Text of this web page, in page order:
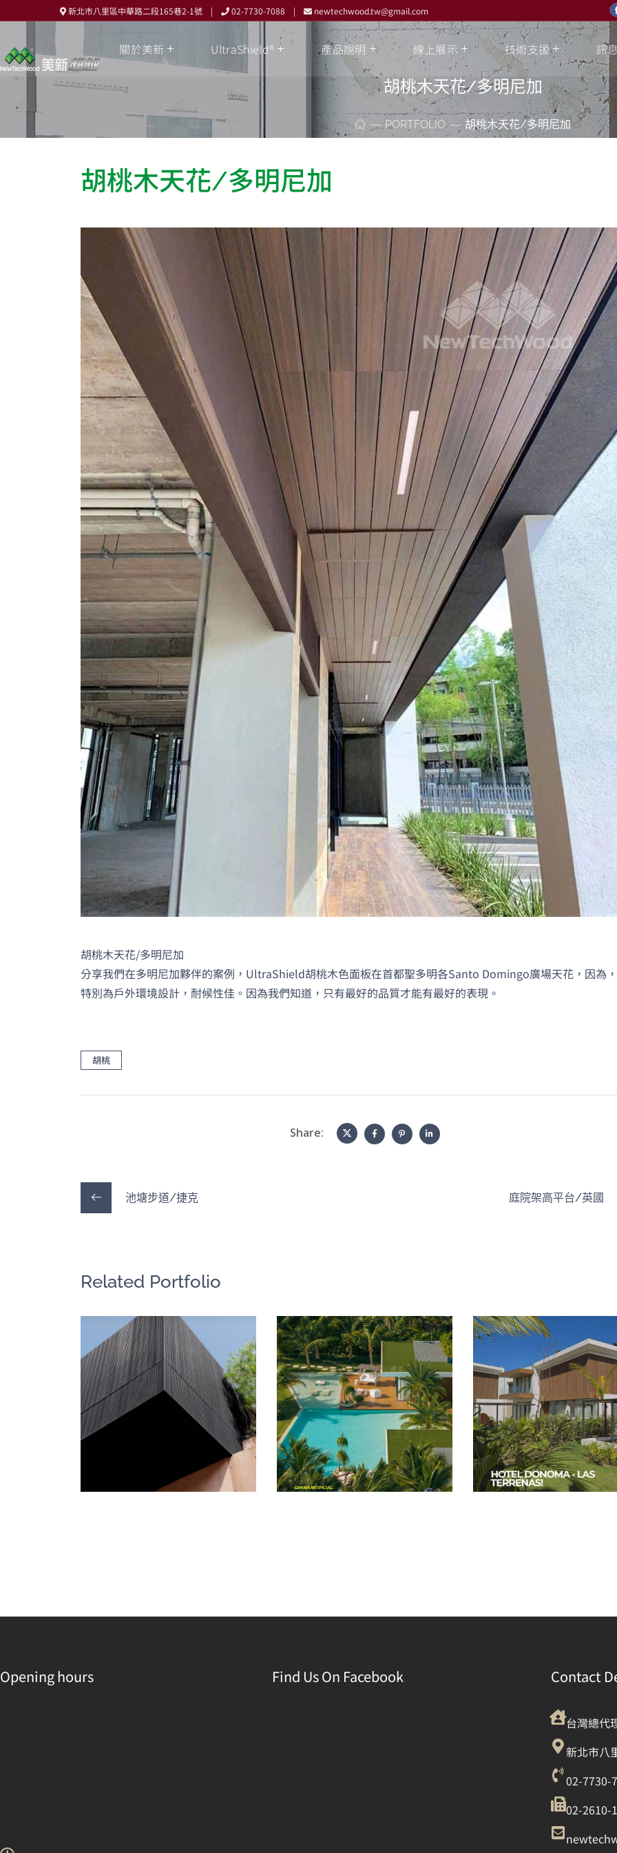
新北市八里區中華路二段165巷2-1號 | 02-7730-7088 | newtechwood.tw@gmail.com
關於美新 UltraShield® 產品說明 線上展示 技術支援 訊
胡桃木天花/多明尼加
PORTFOLIO 胡桃木天花/多明尼加
胡桃木天花/多明尼加
胡桃木天花/多明尼加
分享我們在多明尼加夥伴的案例，UltraShield胡桃木色面板在首都聖多明各Santo Domingo廣場天花，因為
特別為戶外環境設計，耐候性佳。因為我們知道，只有最好的品質才能有最好的表現。
胡桃
Share:
池塘步道/捷克 庭院架高平台/英國
Related Portfolio
黑色調的木質牆
板｜墨西哥
中南美洲
Villa del Mar
F11｜多明尼加
中南美洲
Hotel Donoma
｜多明尼加
中南美洲
MAN-LIN LI
18 days ago
加入官方的Line將自己
需要鋪設的空間拍照詢
問，人員會教該如何測
量並進一步與您討論需
求後將配置後的「圖
面」傳給妳看(現在也開
放軟體囉），讓空間不
僅是想像！為什麼會選
擇美心呢～太多專業比
較推薦看1620的影片有
去採訪總公司，內容有
詳細介紹產品差異
劉
3
整個陽台
的品質及
Opening hours Find Us On Facebook Contact
台灣總代
新北市八
02-7730-
02-2610-